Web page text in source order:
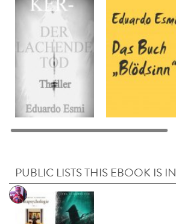
PUBLIC LISTS THIS EBOOK IS IN